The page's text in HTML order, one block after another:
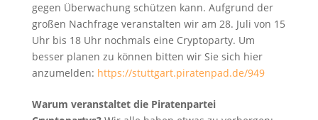
gegen Überwachung schützen kann. Aufgrund der
großen Nachfrage veranstalten wir am 28. Juli von 15
Uhr bis 18 Uhr nochmals eine Cryptoparty. Um
besser planen zu können bitten wir Sie sich hier
anzumelden: https://stuttgart.piratenpad.de/949
Warum veranstaltet die Piratenpartei